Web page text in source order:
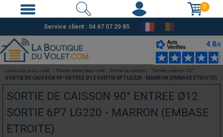
0
Service client : 04 67 07 29 85
SORTIE DE CAISSON 90° ENTREE Ø12
SORTIE 6P7 LG220 - MARRON (EMBASE
ETROITE)
La boutique du volet Pièces détachées volet Sortie de caisson
Sorties caisson 90°
SORTIE DE CAISSON 90° ENTREE Ø12 SORTIE 6P7 LG220 - MARRON (EMBASE ETROITE)